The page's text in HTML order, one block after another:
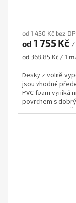
od 1 450 Kč bez
od 1 755 Kč /
Měrná
od 368,85 Kč / 1
Desky z volně
jsou vhodné
PVC foam vyniká
povrchem s
vlastnostmi.